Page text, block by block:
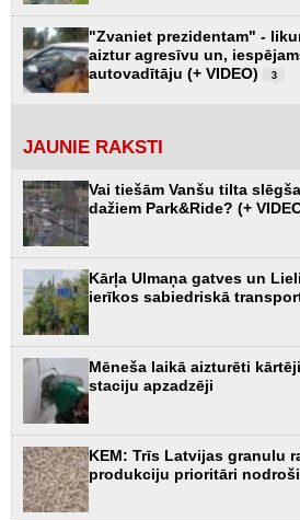
"Zvaniet prezidentam" -
aiztur agresīvu un,
autovadītāju (+ VIDEO)
3
JAUNIE RAKSTI
Vai tiešām Vanšu tilta
dažiem Park&Ride? (+
Kārļa Ulmaņa gatves un
ierīkos sabiedriskā
Mēneša laikā aizturēti
staciju apzadzēji
KEM: Trīs Latvijas granulu
produkciju prioritāri